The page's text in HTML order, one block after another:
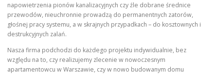
napowietrzenia pionów kanalizacyjnych czy źle dobrane średnice
przewodów, nieuchronnie prowadzą do permanentnych zatorów,
głośnej pracy systemu, a w skrajnych przypadkach – do kosztownych i
destrukcyjnych zalań.
Nasza firma podchodzi do każdego projektu indywidualnie, bez
względu na to, czy realizujemy zlecenie w nowoczesnym
apartamentowcu w Warszawie, czy w nowo budowanym domu